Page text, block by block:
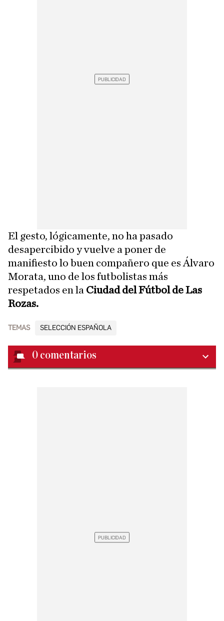
El gesto, lógicamente, no ha pasado
desapercibido y vuelve a poner de
manifiesto lo buen compañero que es Álvaro
Morata, uno de los futbolistas más
respetados en la Ciudad del Fútbol de Las
Rozas.
TEMAS SELECCIÓN ESPAÑOLA
0 comentarios